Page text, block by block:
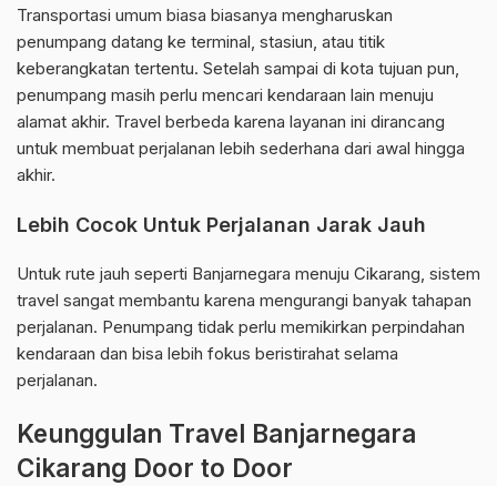
Transportasi umum biasa biasanya mengharuskan
penumpang datang ke terminal, stasiun, atau titik
keberangkatan tertentu. Setelah sampai di kota tujuan pun,
penumpang masih perlu mencari kendaraan lain menuju
alamat akhir. Travel berbeda karena layanan ini dirancang
untuk membuat perjalanan lebih sederhana dari awal hingga
akhir.
Lebih Cocok Untuk Perjalanan Jarak Jauh
Untuk rute jauh seperti Banjarnegara menuju Cikarang, sistem
travel sangat membantu karena mengurangi banyak tahapan
perjalanan. Penumpang tidak perlu memikirkan perpindahan
kendaraan dan bisa lebih fokus beristirahat selama
perjalanan.
Keunggulan Travel Banjarnegara
Cikarang Door to Door